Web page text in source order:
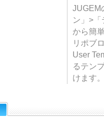
JUGEM
ン」>
から簡
リポブ
User
るテン
けます